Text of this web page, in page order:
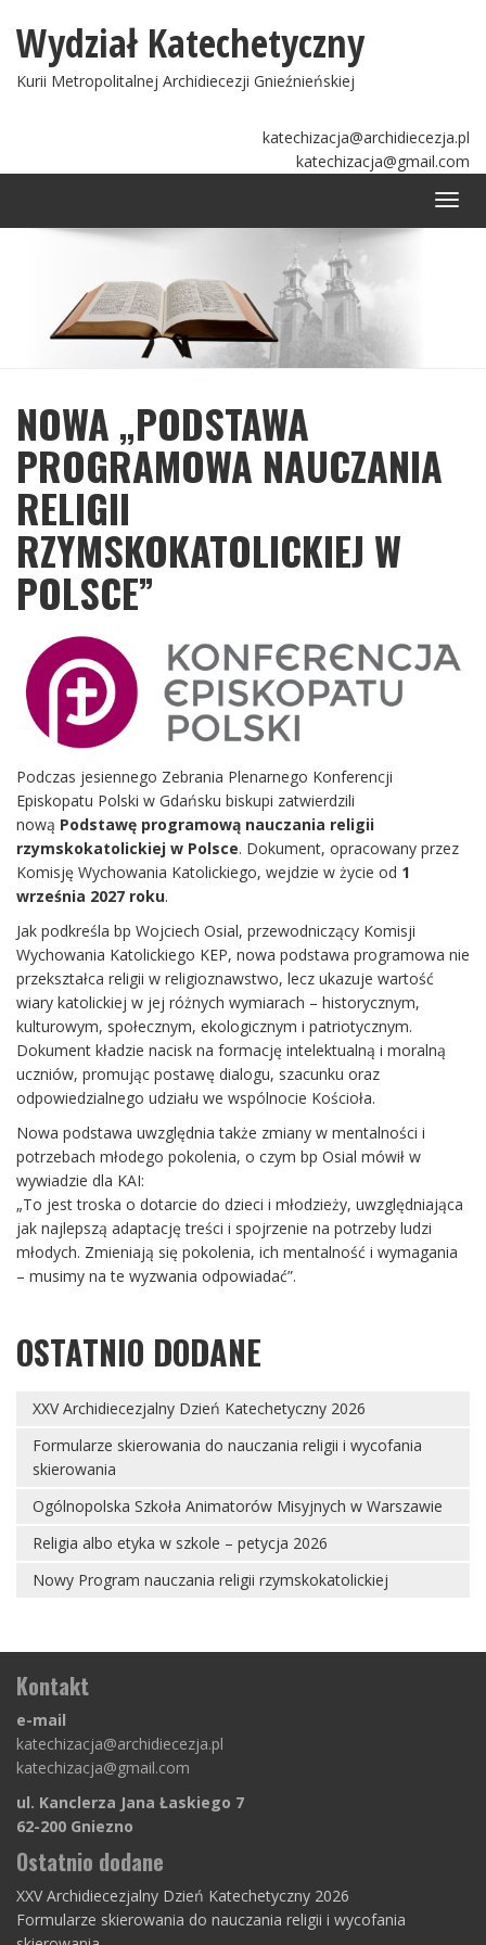
Wydział Katechetyczny
Kurii Metropolitalnej Archidiecezji Gnieźnieńskiej
katechizacja@archidiecezja.pl
katechizacja@gmail.com
NOWA „PODSTAWA
PROGRAMOWA NAUCZANIA
RELIGII
RZYMSKOKATOLICKIEJ W
POLSCE”
Podczas jesiennego Zebrania Plenarnego Konferencji
Episkopatu Polski w Gdańsku biskupi zatwierdzili
nową Podstawę programową nauczania religii
rzymskokatolickiej w Polsce. Dokument, opracowany przez
Komisję Wychowania Katolickiego, wejdzie w życie od 1
września 2027 roku.
Jak podkreśla bp Wojciech Osial, przewodniczący Komisji
Wychowania Katolickiego KEP, nowa podstawa programowa nie
przekształca religii w religioznawstwo, lecz ukazuje wartość
wiary katolickiej w jej różnych wymiarach – historycznym,
kulturowym, społecznym, ekologicznym i patriotycznym.
Dokument kładzie nacisk na formację intelektualną i moralną
uczniów, promując postawę dialogu, szacunku oraz
odpowiedzialnego udziału we wspólnocie Kościoła.
Nowa podstawa uwzględnia także zmiany w mentalności i
potrzebach młodego pokolenia, o czym bp Osial mówił w
wywiadzie dla KAI:
„To jest troska o dotarcie do dzieci i młodzieży, uwzględniająca
jak najlepszą adaptację treści i spojrzenie na potrzeby ludzi
młodych. Zmieniają się pokolenia, ich mentalność i wymagania
– musimy na te wyzwania odpowiadać”.
OSTATNIO DODANE
XXV Archidiecezjalny Dzień Katechetyczny 2026
Formularze skierowania do nauczania religii i wycofania
skierowania
Ogólnopolska Szkoła Animatorów Misyjnych w Warszawie
Religia albo etyka w szkole – petycja 2026
Nowy Program nauczania religii rzymskokatolickiej
Kontakt
e-mail
katechizacja@archidiecezja.pl
katechizacja@gmail.com
ul. Kanclerza Jana Łaskiego 7
62-200 Gniezno
Ostatnio dodane
XXV Archidiecezjalny Dzień Katechetyczny 2026
Formularze skierowania do nauczania religii i wycofania